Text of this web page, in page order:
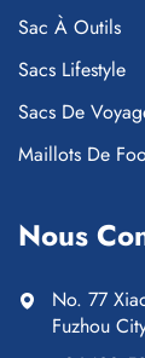
Sac À Outils
Sacs Lifestyle
Sacs De
Maillots De
Nous
No. 77
Fuzhou